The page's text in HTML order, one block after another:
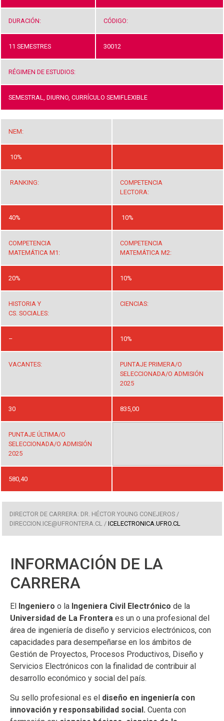
DURACIÓN: CÓDIGO:
11 SEMESTRES 30012
RÉGIMEN DE ESTUDIOS:
SEMESTRAL, DIURNO, CURRÍCULO SEMIFLEXIBLE
NEM:
10%
RANKING:
COMPETENCIA
LECTORA:
40% 10%
COMPETENCIA
MATEMÁTICA M1:
COMPETENCIA
MATEMÁTICA M2:
20% 10%
HISTORIA Y
CS. SOCIALES:
CIENCIAS:
– 10%
VACANTES:
PUNTAJE PRIMERA/O
SELECCIONADA/O ADMISIÓN
2025
30 835,00
PUNTAJE ÚLTIMA/O
SELECCIONADA/O ADMISIÓN
2025
580,40
DIRECTOR DE CARRERA: DR. HÉCTOR YOUNG CONEJEROS /
DIRECCION.ICE@UFRONTERA.CL / ICELECTRONICA.UFRO.CL
INFORMACIÓN DE LA
CARRERA
El Ingeniero o la Ingeniera Civil Electrónico de la
Universidad de La Frontera es un o una profesional del
área de ingeniería de diseño y servicios electrónicos, con
capacidades para desempeñarse en los ámbitos de
Gestión de Proyectos, Procesos Productivos, Diseño y
Servicios Electrónicos con la finalidad de contribuir al
desarrollo económico y social del país.
Su sello profesional es el diseño en ingeniería con
innovación y responsabilidad social. Cuenta con